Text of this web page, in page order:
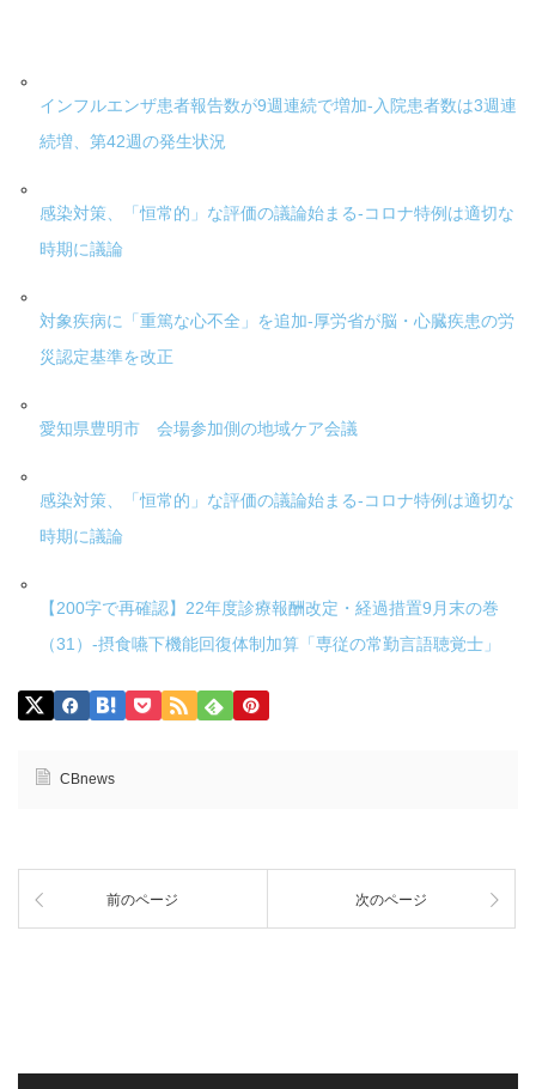
インフルエンザ患者報告数が9週連続で増加-入院患者数は3週連
続増、第42週の発生状況
感染対策、「恒常的」な評価の議論始まる-コロナ特例は適切な
時期に議論
対象疾病に「重篤な心不全」を追加-厚労省が脳・心臓疾患の労
災認定基準を改正
愛知県豊明市 会場参加側の地域ケア会議
感染対策、「恒常的」な評価の議論始まる-コロナ特例は適切な
時期に議論
【200字で再確認】22年度診療報酬改定・経過措置9月末の巻
（31）-摂食嚥下機能回復体制加算「専従の常勤言語聴覚士」
CBnews
前のページ 次のページ